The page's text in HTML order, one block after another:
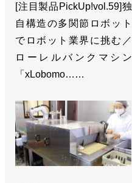
[注目製品PickUp!vol.59]独
自構造の多関節ロボット
でロボット業界に挑む／
ローレルバンクマシン
「xLobomo……